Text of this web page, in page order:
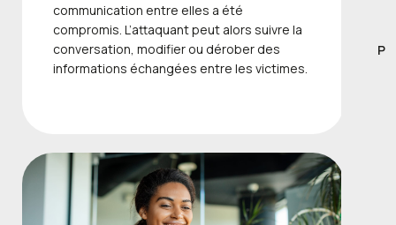
communication entre elles a été
compromis. L’attaquant peut alors suivre la
conversation, modifier ou dérober des
informations échangées entre les victimes.
P